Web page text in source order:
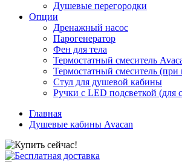
Душевые перегородки
Опции
Дренажный насос
Парогенератор
Фен для тела
Термостатный смеситель
Термостатный смеситель
Стул для душевой кабины
Ручки с LED подсветкой (для
Главная
Душевые кабины Avacan